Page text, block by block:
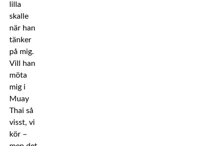
lilla
skalle
när han
tänker
på mig.
Vill han
möta
mig i
Muay
Thai så
visst, vi
kör –